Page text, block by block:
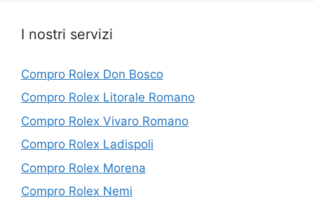
I nostri servizi
Compro Rolex Don Bosco
Compro Rolex Litorale Romano
Compro Rolex Vivaro Romano
Compro Rolex Ladispoli
Compro Rolex Morena
Compro Rolex Nemi